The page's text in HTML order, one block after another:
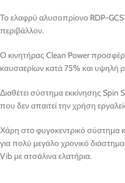
Το ελαφρύ αλυσοπρίονο RDP-
περιβάλλον.
Ο κινητήρας Clean Power
καυσαερίων κατά 75% και υψηλή
Διαθέτει σύστημα εκκίνησης Spin
που δεν απαιτεί την χρήση
Χάρη στο φυγοκεντρικό σύστημα
για πολύ μεγάλο χρονικό
Vib με ατσάλινα ελατήρια.